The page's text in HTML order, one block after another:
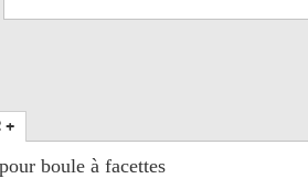
+
boule à facettes